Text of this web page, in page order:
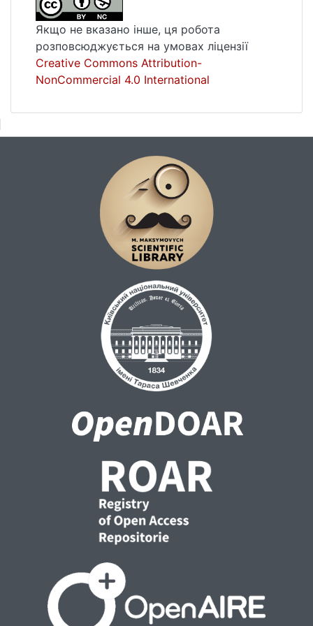
Якщо не вказано інше, ця робота
розповсюджується на умовах ліцензії
Creative Commons Attribution-
NonCommercial 4.0 International